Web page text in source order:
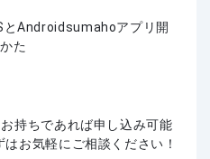
とAndroidsumahoアプリ開
た
持ちであれば申し込み可能
お気軽にご相談ください！